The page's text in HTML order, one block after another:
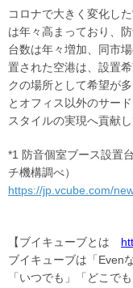
コロナで大きく変化し
は年々高まっており、
台数は年々増加、同市
置された空港は、設置
クの場所として希望が
とオフィス以外のサー
スタイルの実現へ貢献し
*1 防音個室ブース設置
チ機構調べ）
https://jp.vcube.com/
【ブイキューブとは
ブイキューブは「Even
「いつでも」「どこで